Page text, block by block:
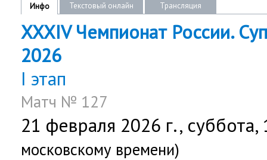
Инфо Текстовый онлайн Трансляция
XXXIV Чемпионат России.
2026
I этап
Матч № 127
21 февраля 2026 г., суббота,
московскому времени)